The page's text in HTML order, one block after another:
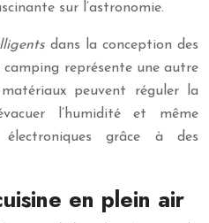
sur l’astronomie.
dans la conception des
représente une autre
peuvent réguler la
l’humidité et même
grâce à des
en plein air